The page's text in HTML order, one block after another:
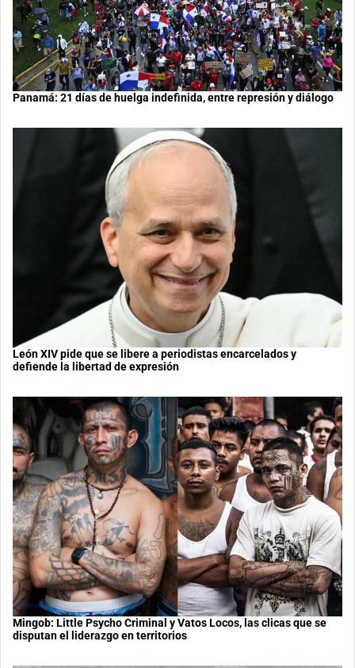
Panamá: 21 días de huelga indefinida, entre represión y diálogo
León XIV pide que se libere a periodistas encarcelados y
defiende la libertad de expresión
Mingob: Little Psycho Criminal y Vatos Locos, las clicas que se
disputan el liderazgo en territorios